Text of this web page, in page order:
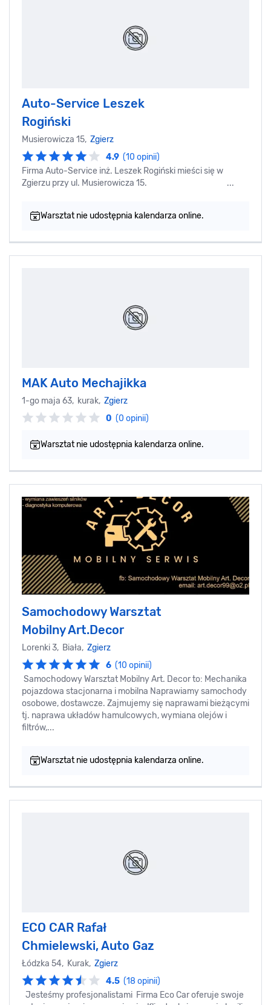
Auto-Service Leszek
Rogiński
Musierowicza 15, Zgierz
4.9 (10 opinii)
Firma Auto-Service inż. Leszek Rogiński mieści się w
Zgierzu przy ul. Musierowicza 15. ...
Warsztat nie udostępnia kalendarza online.
MAK Auto Mechajikka
1-go maja 63, kurak, Zgierz
0 (0 opinii)
Warsztat nie udostępnia kalendarza online.
Samochodowy Warsztat
Mobilny Art.Decor
Lorenki 3, Biała, Zgierz
6 (10 opinii)
Samochodowy Warsztat Mobilny Art. Decor to: Mechanika
pojazdowa stacjonarna i mobilna Naprawiamy samochody
osobowe, dostawcze. Zajmujemy się naprawami bieżącymi
tj. naprawa układów hamulcowych, wymiana olejów i
filtrów,...
Warsztat nie udostępnia kalendarza online.
ECO CAR Rafał
Chmielewski, Auto Gaz
Łódzka 54, Kurak, Zgierz
4.5 (18 opinii)
Jesteśmy profesjonalistami Firma Eco Car oferuje swoje